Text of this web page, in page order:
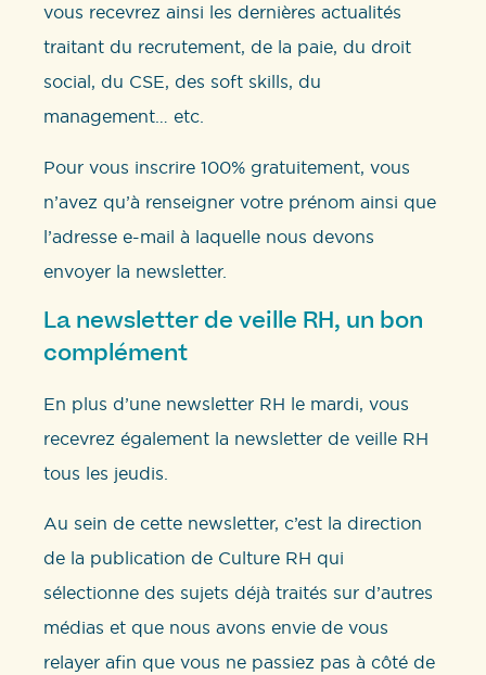
vous recevrez ainsi les dernières actualités
traitant du recrutement, de la paie, du droit
social, du CSE, des soft skills, du
management… etc.
Pour vous inscrire 100% gratuitement, vous
n’avez qu’à renseigner votre prénom ainsi que
l’adresse e-mail à laquelle nous devons
envoyer la newsletter.
La newsletter de veille RH, un bon
complément
En plus d’une newsletter RH le mardi, vous
recevrez également la newsletter de veille RH
tous les jeudis.
Au sein de cette newsletter, c’est la direction
de la publication de Culture RH qui
sélectionne des sujets déjà traités sur d’autres
médias et que nous avons envie de vous
relayer afin que vous ne passiez pas à côté de